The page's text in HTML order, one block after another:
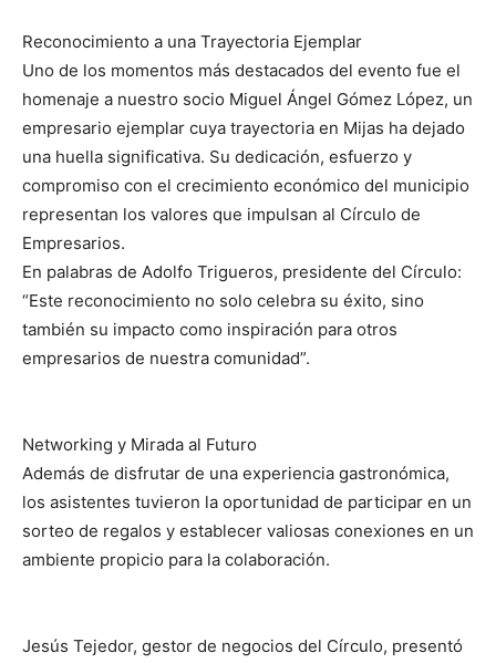
Reconocimiento a una Trayectoria Ejemplar
Uno de los momentos más destacados del evento fue el
homenaje a nuestro socio Miguel Ángel Gómez López, un
empresario ejemplar cuya trayectoria en Mijas ha dejado
una huella significativa. Su dedicación, esfuerzo y
compromiso con el crecimiento económico del municipio
representan los valores que impulsan al Círculo de
Empresarios.
En palabras de Adolfo Trigueros, presidente del Círculo:
“Este reconocimiento no solo celebra su éxito, sino
también su impacto como inspiración para otros
empresarios de nuestra comunidad”.
Networking y Mirada al Futuro
Además de disfrutar de una experiencia gastronómica,
los asistentes tuvieron la oportunidad de participar en un
sorteo de regalos y establecer valiosas conexiones en un
ambiente propicio para la colaboración.
Jesús Tejedor, gestor de negocios del Círculo, presentó